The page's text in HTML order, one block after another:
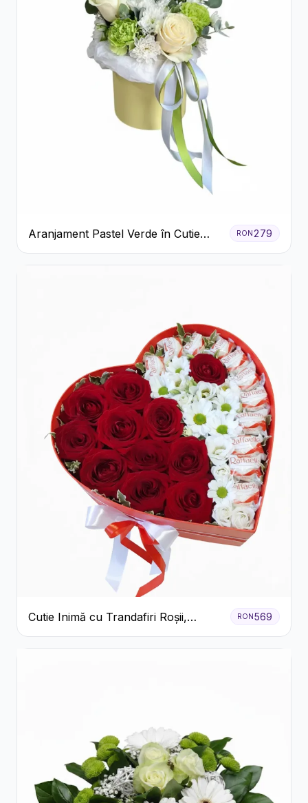
Aranjament Pastel Verde în Cutie
Galben Pal
RON 279
Cutie Inimă cu Trandafiri Roșii,
Crizanteme Albe și Bomboane
Raffaello
RON569